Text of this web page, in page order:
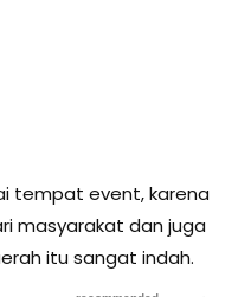
tempat event, karena
masyarakat dan juga
itu sangat indah.